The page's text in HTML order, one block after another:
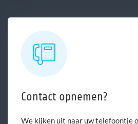
Contact opnemen?
We kijken uit naar uw telefoontje